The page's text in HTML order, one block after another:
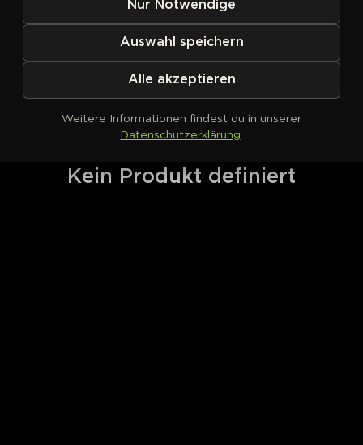
Kein Produkt definiert
Nur Notwendige
Auswahl speichern
Alle akzeptieren
Weitere Informationen findest du in unserer
Datenschutzerklärung